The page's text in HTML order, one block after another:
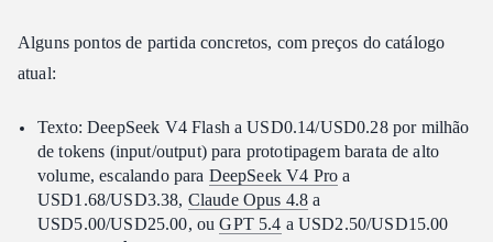
Alguns pontos de partida concretos, com preços do catálogo
atual:
Texto: DeepSeek V4 Flash a USD0.14/USD0.28 por milhão
de tokens (input/output) para prototipagem barata de alto
volume, escalando para DeepSeek V4 Pro a
USD1.68/USD3.38, Claude Opus 4.8 a
USD5.00/USD25.00, ouGPT 5.4 a USD2.50/USD15.00